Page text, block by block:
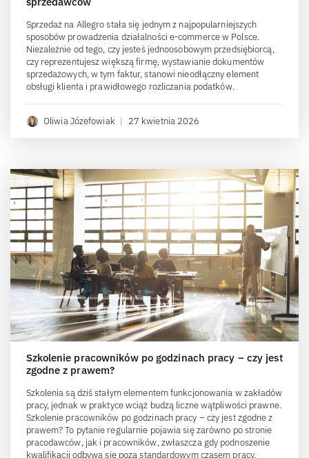
Sprzedaż na Allegro stała się jednym z najpopularniejszych
sposobów prowadzenia działalności e-commerce w Polsce.
Niezależnie od tego, czy jesteś jednoosobowym przedsiębiorcą,
czy reprezentujesz większą firmę, wystawianie dokumentów
sprzedażowych, w tym faktur, stanowi nieodłączny element
obsługi klienta i prawidłowego rozliczania podatków.
Oliwia Józefowiak | 27 kwietnia 2026
Szkolenie pracowników po godzinach pracy – czy jest
zgodne z prawem?
Szkolenia są dziś stałym elementem funkcjonowania w zakładów
pracy, jednak w praktyce wciąż budzą liczne wątpliwości prawne.
Szkolenie pracowników po godzinach pracy – czy jest zgodne z
prawem? To pytanie regularnie pojawia się zarówno po stronie
pracodawców, jak i pracowników, zwłaszcza gdy podnoszenie
kwalifikacji odbywa się poza standardowym czasem pracy.